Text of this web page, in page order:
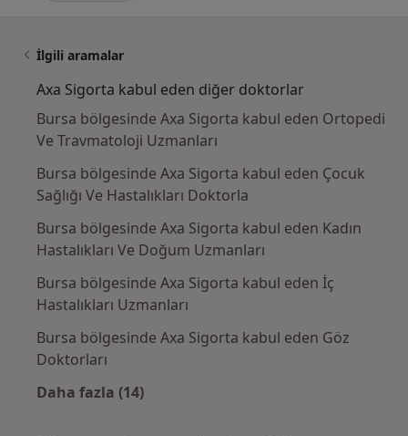
İlgili aramalar
Axa Sigorta kabul eden diğer doktorlar
Bursa bölgesinde Axa Sigorta kabul eden Ortopedi
Ve Travmatoloji Uzmanları
Bursa bölgesinde Axa Sigorta kabul eden Çocuk
Sağlığı Ve Hastalıkları Doktorla
Bursa bölgesinde Axa Sigorta kabul eden Kadın
Hastalıkları Ve Doğum Uzmanları
Bursa bölgesinde Axa Sigorta kabul eden İç
Hastalıkları Uzmanları
Bursa bölgesinde Axa Sigorta kabul eden Göz
Doktorları
Daha fazla (14)